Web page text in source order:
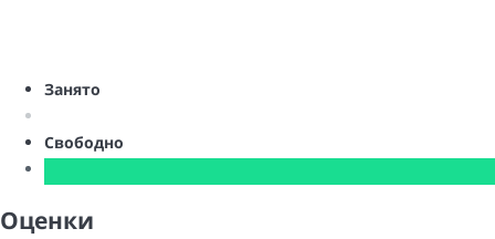
Занято
Свободно
Оценки